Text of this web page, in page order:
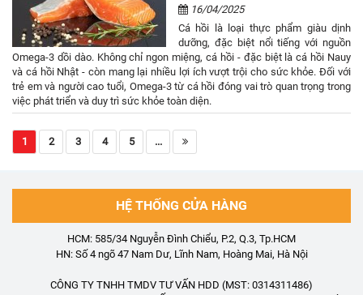
16/04/2025
Cá hồi là loại thực phẩm giàu dịnh
dưỡng, đặc biệt nổi tiếng với nguồn
Omega-3 dồi dào. Không chỉ ngon miệng, cá hồi - đặc biệt là cá hồi Nauy
và cá hồi Nhật - còn mang lại nhiều lợi ích vượt trội cho sức khỏe. Đối với
trẻ em và người cao tuổi, Omega-3 từ cá hồi đóng vai trò quan trọng trong
việc phát triển và duy trì sức khỏe toàn diện.
1 2 3 4 5 ...
HỆ THỐNG CỬA HÀNG
HCM: 585/34 Nguyễn Đình Chiểu, P.2, Q.3, Tp.HCM
HN: Số 4 ngõ 47 Nam Dư, Lĩnh Nam, Hoàng Mai, Hà Nội
CÔNG TY TNHH TMDV TƯ VẤN HDD (MST: 0314311486)